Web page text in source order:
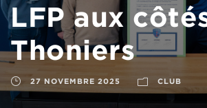
LFP aux
Thoniers
27 NOVEMBRE 2025 CLUB